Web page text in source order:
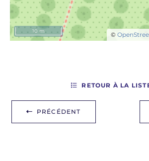
©
10 m
PRÉCÉDENT
RETOUR À LA